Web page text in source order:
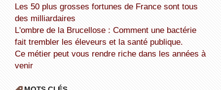
Les 50 plus grosses fortunes de France sont tous
des milliardaires
L'ombre de la Brucellose : Comment une bactérie
fait trembler les éleveurs et la santé publique.
Ce métier peut vous rendre riche dans les années à
venir